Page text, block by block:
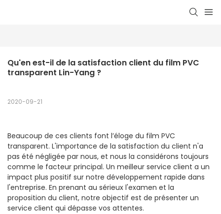
Qu'en est-il de la satisfaction client du film PVC
transparent Lin-Yang ?
2020-09-21
Beaucoup de ces clients font l’éloge du film PVC
transparent. L'importance de la satisfaction du client n'a
pas été négligée par nous, et nous la considérons toujours
comme le facteur principal. Un meilleur service client a un
impact plus positif sur notre développement rapide dans
l'entreprise. En prenant au sérieux l'examen et la
proposition du client, notre objectif est de présenter un
service client qui dépasse vos attentes.